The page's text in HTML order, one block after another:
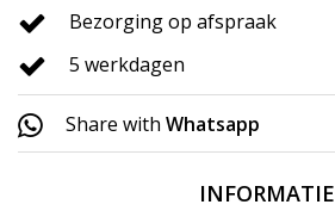
Bezorging op afspraak
5 werkdagen
Share with Whatsapp
INFORMATIE